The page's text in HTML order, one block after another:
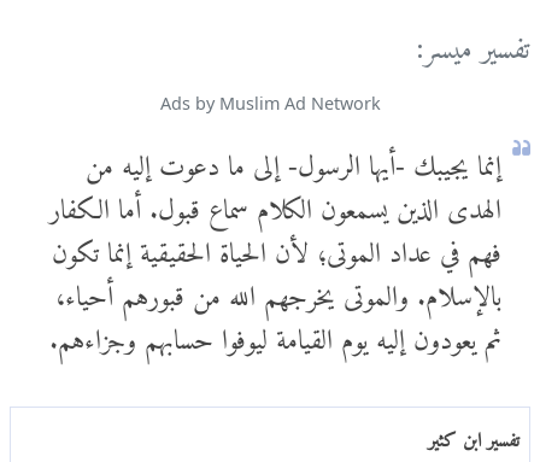
تفسير ميسر:
Ads by Muslim Ad Network
إنما يجيبك -أيها الرسول- إلى ما دعوت إليه من
الهدى الذين يسمعون الكلام سماع قبول. أما الكفار
فهم في عداد الموتى؛ لأن الحياة الحقيقية إنما تكون
بالإسلام. والموتى يخرجهم الله من قبورهم أحياء،
ثم يعودون إليه يوم القيامة ليوفوا حسابهم وجزاءهم.
تفسير ابن كثير